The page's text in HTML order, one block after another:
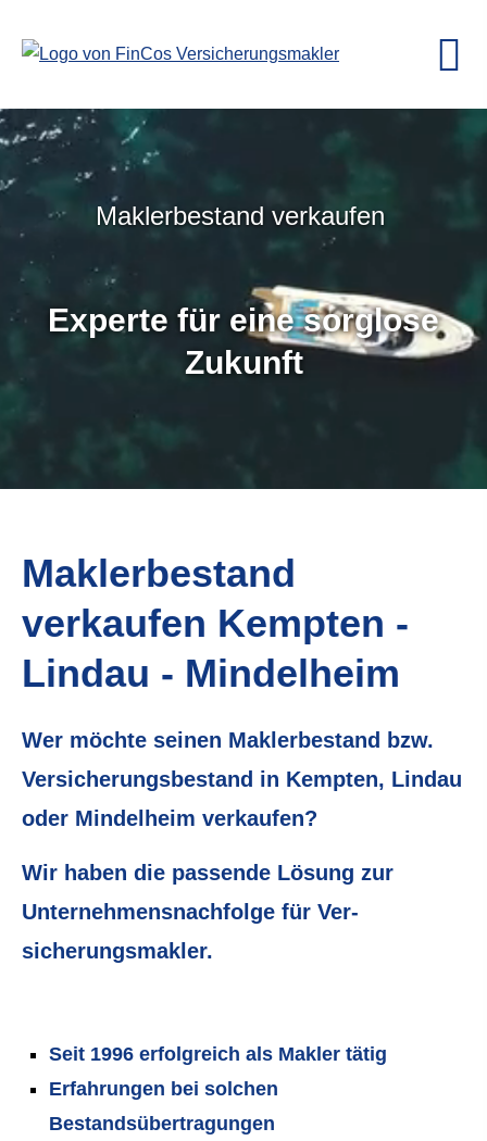
Maklerbestand verkaufen
Maklerbestand verkaufen
Experte für eine sorglose
Zukunft
Maklerbestand
verkaufen Kempten -
Lindau - Mindelheim
Wer möchte seinen Maklerbestand bzw.
Versicherungsbestand in Kempten, Lindau
oder Mindelheim verkaufen?
Wir haben die passende Lösung zur
Unternehmensnachfolge für Ver­
sicherungs­makler.
Seit 1996 erfolgreich als Makler tätig
Erfahrungen bei solchen
Bestandsübertragungen